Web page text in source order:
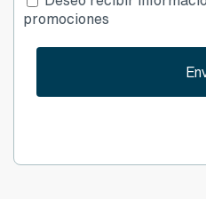
Desea
publicidad
Deseo recibir
promociones